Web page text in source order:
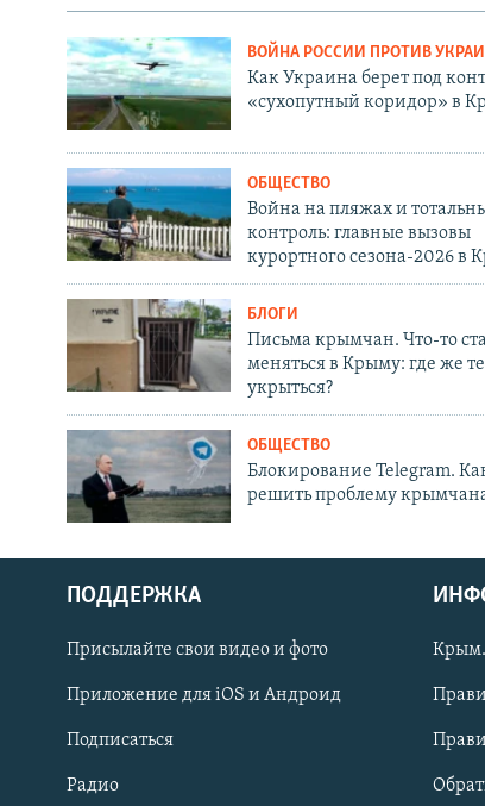
Українською
Qırımtatar
ПРИСОЕДИНЯЙТЕСЬ!
ВОЙНА РОССИИ ПРОТИВ
Как Украина берет под
«сухопутный коридор» в
ОБЩЕСТВО
Война на пляжах и
контроль: главные вызовы
курортного сезона-2026 в
БЛОГИ
Письма крымчан. Что-то
меняться в Крыму: где же
укрыться?
ОБЩЕСТВО
Блокирование Telegram.
решить проблему
ПОДДЕРЖКА
Присылайте свои видео и фото
Приложение для iOS и Андроид
Подписаться
Радио